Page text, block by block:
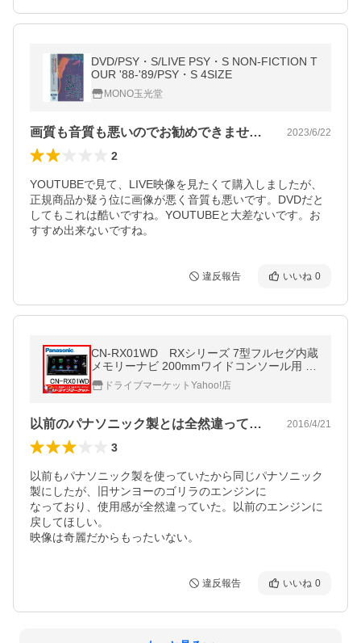
DVD/PSY・S/LIVE PSY・S NON-FICTION T
OUR '88-'89/PSY・S 4SIZE
MONO玉光堂
画質も音質も悪いのでお勧めできません。 2023/6/22
2
YOUTUBEで見て、LIVE映像を見たくて購入しましたが、
正規商品か疑う位に画像が悪く音質も悪いです。DVDだと
してもこれは酷いですね。YOUTUBEと大差ないです。お
すすめ出来ないですね。
違反報告 いいね 0
CN-RX01WD RXシリーズ 7型フルセグ内蔵
メモリーナビ 200mmワイドコンソール用 ブ
ルーレイ搭載 パナソニック
ドライブマーケットYahoo!店
以前のパナソニック製とは全然違っていた 2016/4/21
3
以前もパナソニック製を使っていたから同じパナソニック
製にしたが、旧サンヨーのゴリラのエンジンに
なっており、使用感が全然違っていた。以前のエンジンに
戻してほしい。
映像は奇麗だからもったいない。
違反報告 いいね 0